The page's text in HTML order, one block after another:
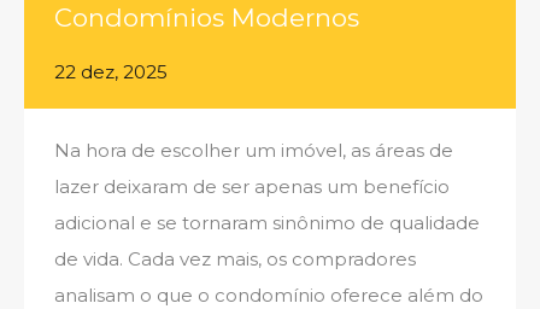
Condomínios Modernos
22 dez, 2025
Na hora de escolher um imóvel, as áreas de
lazer deixaram de ser apenas um benefício
adicional e se tornaram sinônimo de qualidade
de vida. Cada vez mais, os compradores
analisam o que o condomínio oferece além do